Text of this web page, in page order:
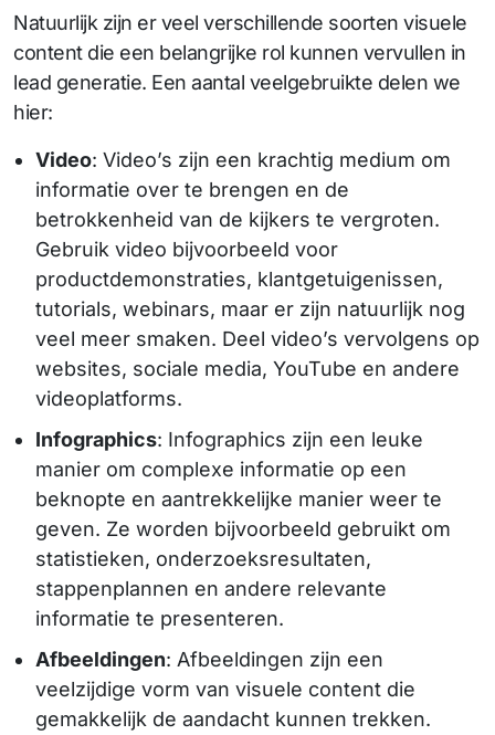
Natuurlijk zijn er veel verschillende soorten visuele
content die een belangrijke rol kunnen vervullen in
lead generatie. Een aantal veelgebruikte delen we
hier:
Video: Video’s zijn een krachtig medium om
informatie over te brengen en de
betrokkenheid van de kijkers te vergroten.
Gebruik video bijvoorbeeld voor
productdemonstraties, klantgetuigenissen,
tutorials, webinars, maar er zijn natuurlijk nog
veel meer smaken. Deel video’s vervolgens op
websites, sociale media, YouTube en andere
videoplatforms.
Infographics: Infographics zijn een leuke
manier om complexe informatie op een
beknopte en aantrekkelijke manier weer te
geven. Ze worden bijvoorbeeld gebruikt om
statistieken, onderzoeksresultaten,
stappenplannen en andere relevante
informatie te presenteren.
Afbeeldingen: Afbeeldingen zijn een
veelzijdige vorm van visuele content die
gemakkelijk de aandacht kunnen trekken.